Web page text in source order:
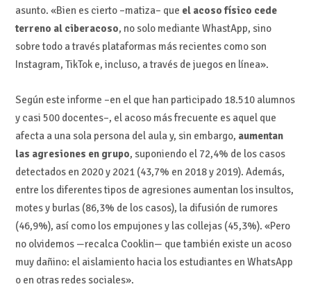
asunto. «Bien es cierto –matiza– que el acoso físico cede
terreno al ciberacoso, no solo mediante WhastApp, sino
sobre todo a través plataformas más recientes como son
Instagram, TikTok e, incluso, a través de juegos en línea».
Según este informe –en el que han participado 18.510 alumnos
y casi 500 docentes–, el acoso más frecuente es aquel que
afecta a una sola persona del aula y, sin embargo, aumentan
las agresiones en grupo, suponiendo el 72,4% de los casos
detectados en 2020 y 2021 (43,7% en 2018 y 2019). Además,
entre los diferentes tipos de agresiones aumentan los insultos,
motes y burlas (86,3% de los casos), la difusión de rumores
(46,9%), así como los empujones y las collejas (45,3%). «Pero
no olvidemos —recalca Cooklin— que también existe un acoso
muy dañino: el aislamiento hacia los estudiantes en WhatsApp
o en otras redes sociales».